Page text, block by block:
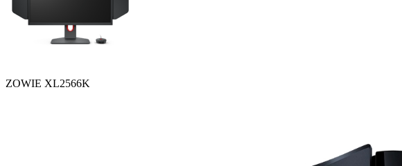
ZOWIE XL2566K